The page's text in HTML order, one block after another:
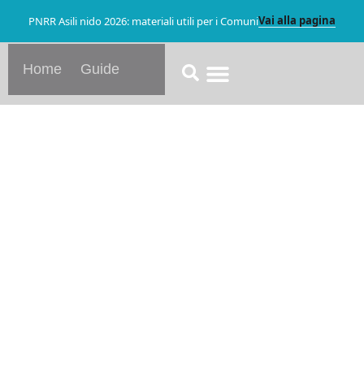
PNRR Asili nido 2026: materiali utili per i ComuniVai alla pagina
Home Guide